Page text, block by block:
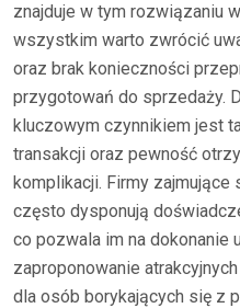
znajduje w tym rozwiązaniu
wszystkim warto zwrócić
oraz brak konieczności
przygotowań do sprzedaży.
kluczowym czynnikiem jest
transakcji oraz pewność
komplikacji. Firmy zajmujące
często dysponują
co pozwala im na dokonanie
zaproponowanie
dla osób borykających się z